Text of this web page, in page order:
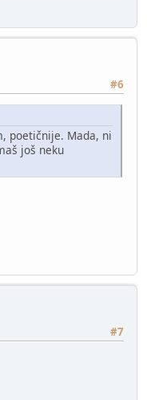
#6
poetičnije. Mada, ni
još neku
#7